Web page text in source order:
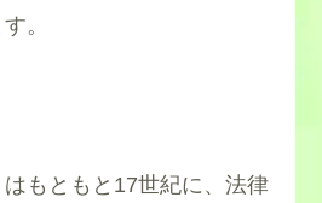
。
もともと17世紀に、法律